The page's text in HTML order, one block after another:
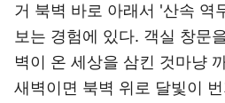
거 북벽 바로 아래서 '산속 역
보는 경험에 있다. 객실 창문
벽이 온 세상을 삼킨 것마냥
새벽이면 북벽 위로 달빛이